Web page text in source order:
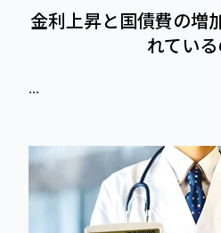
金利上昇と国債費の増
れてい
...